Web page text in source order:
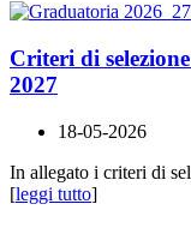
Criteri di
2027
18-05-2026
In allegato i criteri di
[leggi tutto]